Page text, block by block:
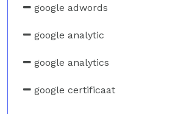
google adwords
google analytic
google analytics
google certificaat